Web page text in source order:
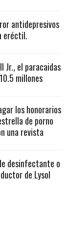
antidepresivos
eréctil.
Jr., el paracaidas
millones
los honorarios
de porno
una revista
desinfectante o
de Lysol